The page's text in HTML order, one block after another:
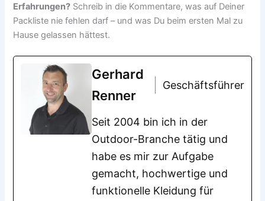
Erfahrungen? Schreib in die Kommentare, was auf Deiner
Packliste nie fehlen darf – und was Du beim ersten Mal zu
Hause gelassen hättest.
Gerhard
Renner
Geschäftsführer
Seit 2004 bin ich in der
Outdoor-Branche tätig und
habe es mir zur Aufgabe
gemacht, hochwertige und
funktionelle Kleidung für